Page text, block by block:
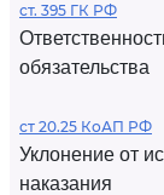
ст. 395 ГК РФ
обязательства
ст 20.25 КоАП РФ
Уклонение от
наказания